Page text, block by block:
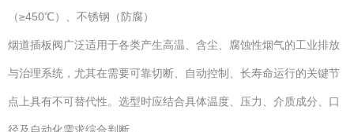
（≥450℃）、不锈钢（防腐）
烟道插板阀广泛适用于各类产生高温、含尘、腐蚀性烟气的工业排放
与治理系统，尤其在需要可靠切断、自动控制、长寿命运行的关键节
点上具有不可替代性。选型时应结合具体温度、压力、介质成分、口